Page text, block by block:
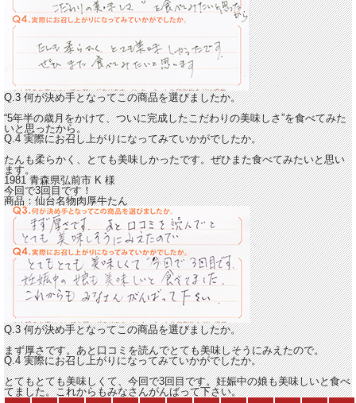
Q.3 何が決め手となってこの商品を選びましたか。
“5年半の歳月をかけて、ついに完成したこだわりの美味しさ”を食べてみた
いと思ったから。
Q.4 実際にお召し上がりになってみていかがでしたか。
たんも柔らかく、とても美味しかったです。ぜひまた食べてみたいと思い
ます。
1981 青森県弘前市K様
今回で3回目です！
商品：仙台名物肉厚牛たん
Q.3 何が決め手となってこの商品を選びましたか。
まず厚さです。あと口コミを読んでとても美味しそうにみえたので。
Q.4 実際にお召し上がりになってみていかがでしたか。
とてもとても美味しくて、今回で3回目です。妊娠中の娘も美味しいと食べ
てました。これからもみなさんがんばって下さい。